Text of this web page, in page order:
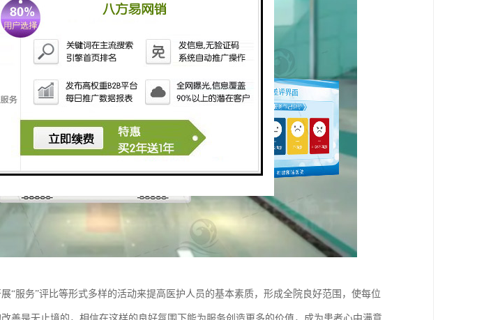
“服务”评比等形式多样的活动来提高医护人员的基本素质，形成全院良好范围，使每位